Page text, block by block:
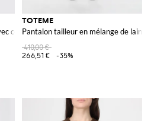
col mao et ourlet arrondi
TOTEME
Pantalon tailleur en mélange de laine
410,00 €
266,51 €
-35%